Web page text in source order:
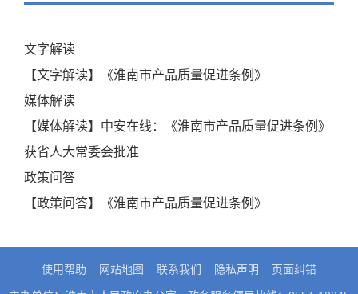
文字解读
【文字解读】《淮南市产品质量促进条例》
媒体解读
【媒体解读】中安在线：《淮南市产品质量促进条例》
获省人大常委会批准
政策问答
【政策问答】《淮南市产品质量促进条例》
使用帮助 网站地图 联系我们 隐私声明 页面纠错